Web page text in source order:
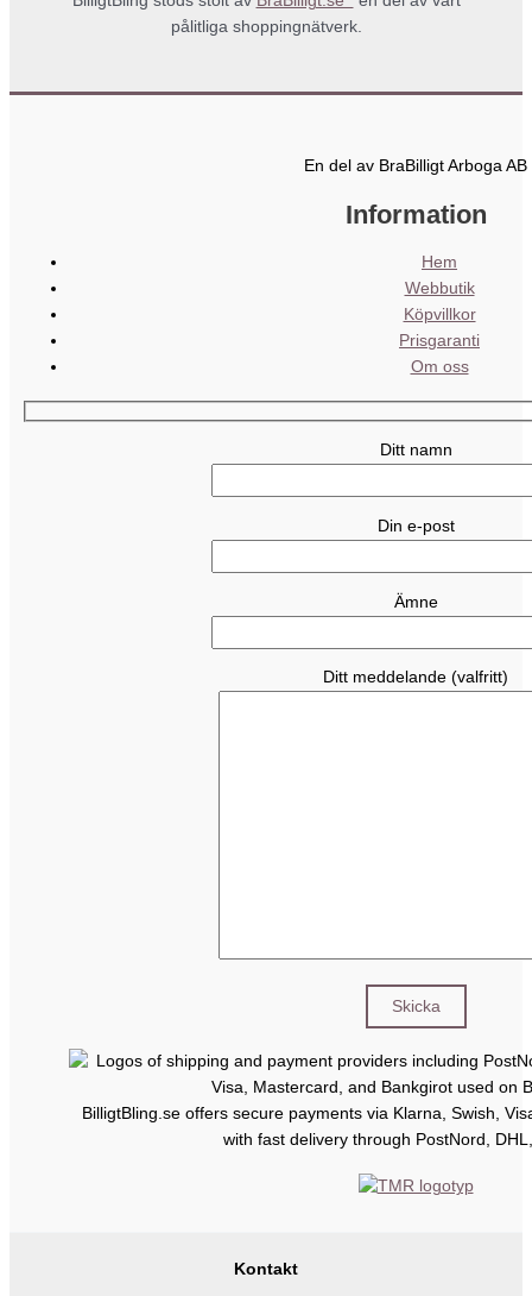
pålitliga shoppingnätverk.
En del av BraBilligt Arboga AB
Information
Hem
Webbutik
Köpvillkor
Prisgaranti
Om oss
Ditt namn
Din e-post
Ämne
Ditt meddelande (valfritt)
BilligtBling.se offers secure payments via Klarna, Swish,
with fast delivery through PostNord,
Kontakt